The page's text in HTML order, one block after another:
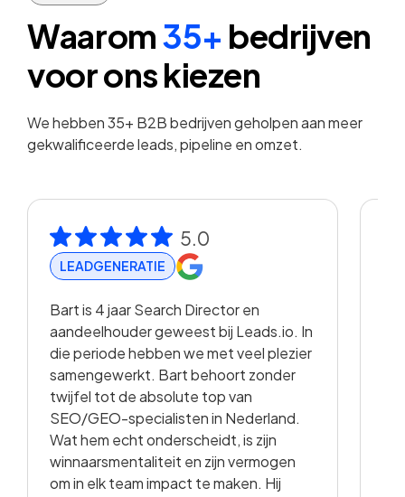
Waarom35+ bedrijven
voor ons kiezen
We hebben 35+ B2B bedrijven geholpen aan meer
gekwalificeerde leads, pipeline en omzet.
5.0
LEADGENERATIE
Bart is 4 jaar Search Director en
aandeelhouder geweest bij Leads.io. In
die periode hebben we met veel plezier
samengewerkt. Bart behoort zonder
twijfel tot de absolute top van
SEO/GEO-specialisten in Nederland.
Wat hem echt onderscheidt, is zijn
winnaarsmentaliteit en zijn vermogen
om in elk team impact te maken. Hij